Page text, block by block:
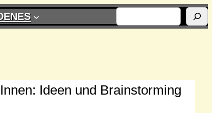
Ideen und Brainstorming